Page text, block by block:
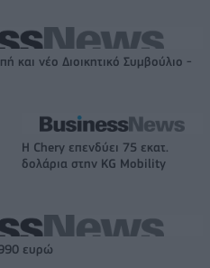
και νέο Διοικητικό Συμβούλιο -
Η Chery επενδύει 75 εκατ.
δολάρια στην KG Mobility
ευρώ